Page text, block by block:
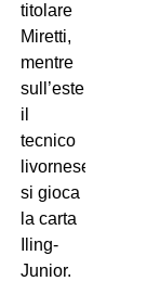
titolare
Miretti,
mentre
sull’esterno
il
tecnico
livornese
si gioca
la carta
Iling-
Junior.